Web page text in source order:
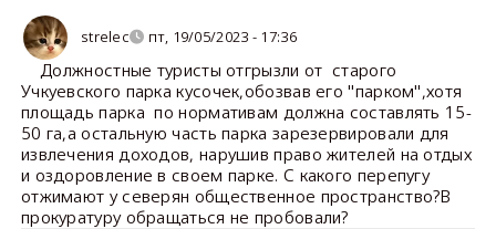
strelec пт, 19/05/2023 - 17:36
Должностные туристы отгрызли от старого
Учкуевского парка кусочек,обозвав его "парком",хотя
площадь парка по нормативам должна составлять 15-
50 га,а остальную часть парка зарезервировали для
извлечения доходов, нарушив право жителей на отдых
и оздоровление в своем парке. С какого перепугу
отжимают у северян общественное пространство?В
прокуратуру обращаться не пробовали?